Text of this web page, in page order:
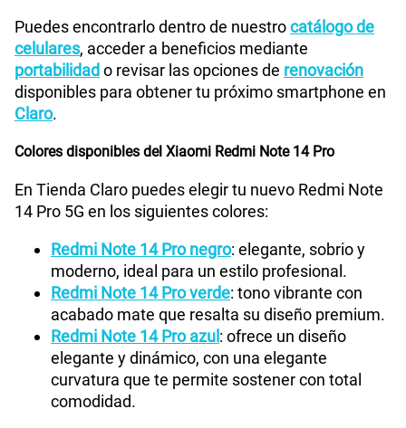
Paga solo
200GB en alta velocidad
Ver menos planes
Cámara de fotos Principal 200+8+2
Radio FM No
Tipo de Batería 5110mAh
Capacidad Memoria Externa
Capacidad Memoria Interna
Puedes encontrarlo dentro de nuestrocatálogo de
celulares, acceder a beneficios mediante
portabilidado revisar las opciones de renovación
disponibles para obtener tu próximo smartphone en
Claro.
Colores disponibles del Xiaomi Redmi Note 14 Pro
En Tienda Claro puedes elegir tu nuevo Redmi Note
14 Pro 5G en los siguientes colores:
Redmi Note 14 Pro negro: elegante, sobrio y
moderno, ideal para un estilo profesional.
Redmi Note 14 Pro verde: tono vibrante con
acabado mate que resalta su diseño premium.
Redmi Note 14 Pro azul: ofrece un diseño
elegante y dinámico, con una elegante
curvatura que te permite sostener con total
comodidad.